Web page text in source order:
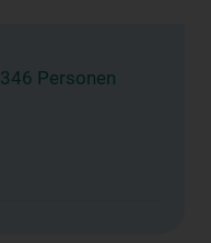
346 Personen